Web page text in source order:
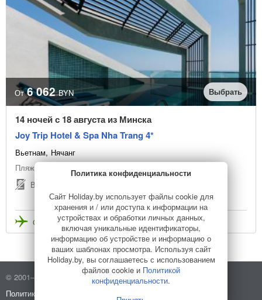
От 6 062 BYN Выбрать
14 ночей с 18 августа из Минска
Joy Trip Hotel & Spa Nha Trang 4*
Вьетнам Нячанг
Пляжный отдых
Виза не нужна
Стоимость с перелетом
© 2001–2026 Holiday.by
Правила использования сайта
Политика конфиденциальности
Политика конфиденциальности
Сайт Holiday.by использует файлы cookie для
хранения и / или доступа к информации на
устройствах и обработки личных данных,
включая уникальные идентификаторы,
информацию об устройстве и информацию о
ваших шаблонах просмотра. Используя сайт
Holiday.by, вы соглашаетесь с использованием
файлов cookie и Политикой
конфиденциальности.